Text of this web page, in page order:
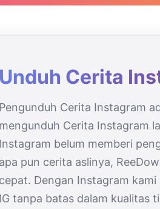
Unduh Cerita
Pengunduh Cerita Instagram
mengunduh Cerita Instagram
Instagram belum memberi
apa pun cerita aslinya,
cepat. Dengan Instagram
IG tanpa batas dalam kualitas